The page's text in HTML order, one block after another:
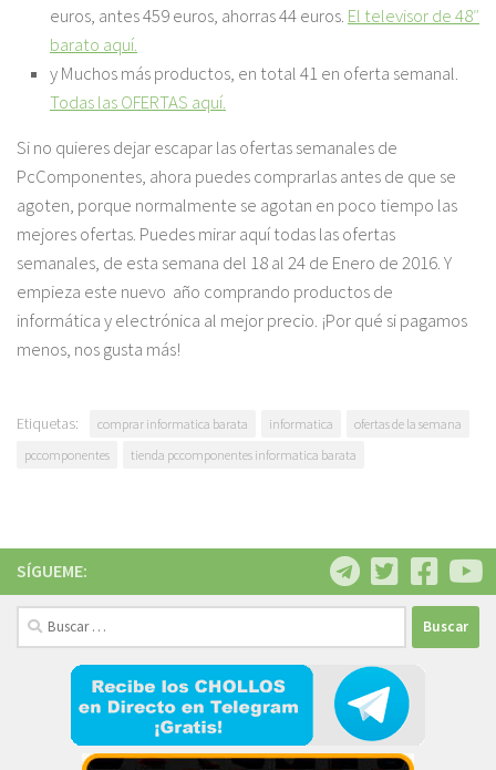
euros, antes 459 euros, ahorras 44 euros. El televisor de 48″
barato aquí.
yMuchos más productos, en total 41 en oferta semanal.
Todas las OFERTAS aquí.
Si no quieres dejar escapar las ofertas semanales de
PcComponentes, ahora puedes comprarlas antes de que se
agoten, porque normalmente se agotan en poco tiempo las
mejores ofertas. Puedes mirar aquí todas las ofertas
semanales, de esta semana del 18 al 24 de Enero de 2016. Y
empieza este nuevo año comprando productos de
informática y electrónica al mejor precio. ¡Por qué si pagamos
menos, nos gusta más!
Etiquetas: comprar informatica barata informatica
ofertas de la semana
pccomponentes
tienda pccomponentes informatica barata
SÍGUEME:
Buscar: